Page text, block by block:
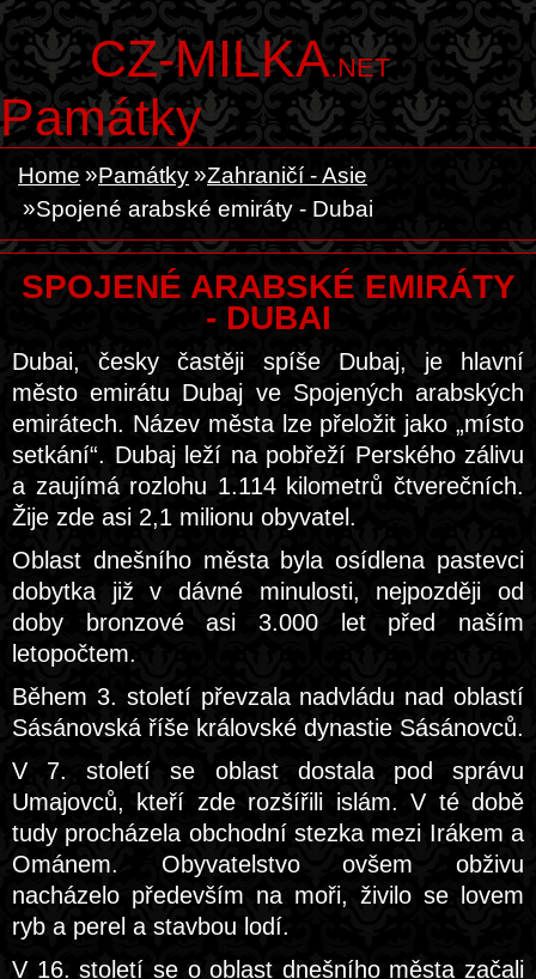
CZ-MILKA.NET
Památky
Home Památky
Zahraničí - Asie
Spojené arabské emiráty - Dubai
SPOJENÉ ARABSKÉ EMIRÁTY
- DUBAI
Dubai, česky častěji spíše Dubaj, je hlavní
město emirátu Dubaj ve Spojených arabských
emirátech. Název města lze přeložit jako „místo
setkání“. Dubaj leží na pobřeží Perského zálivu
a zaujímá rozlohu 1.114 kilometrů čtverečních.
Žije zde asi 2,1 milionu obyvatel.
Oblast dnešního města byla osídlena pastevci
dobytka již v dávné minulosti, nejpozději od
doby bronzové asi 3.000 let před naším
letopočtem.
Během 3. století převzala nadvládu nad oblastí
Sásánovská říše královské dynastie Sásánovců.
V 7. století se oblast dostala pod správu
Umajovců, kteří zde rozšířili islám. V té době
tudy procházela obchodní stezka mezi Irákem a
Ománem. Obyvatelstvo ovšem obživu
nacházelo především na moři, živilo se lovem
ryb a perel a stavbou lodí.
V 16. století se o oblast dnešního města začali